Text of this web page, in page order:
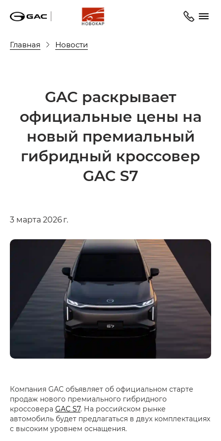
Главная Новости
GAC раскрывает
официальные цены на
новый премиальный
гибридный кроссовер
GAC S7
3 марта 2026 г.
Компания GAC объявляет об официальном старте
продаж нового премиального гибридного
кроссовера GAC S7. На российском рынке
автомобиль будет предлагаться в двух комплектациях
с высоким уровнем оснащения.